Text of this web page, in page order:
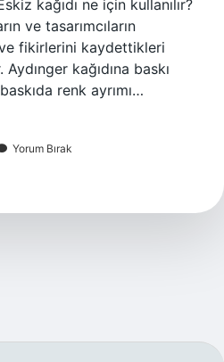
kağıdı ne için kullanılır?
ve tasarımcıların
fikirlerini kaydettikleri
kağıdına baskı
renk ayrımı…
Yorum Bırak